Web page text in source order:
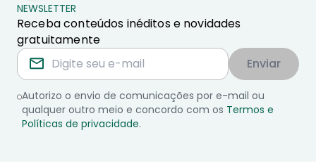
NEWSLETTER
Receba conteúdos inéditos e novidades
gratuitamente
Enviar
Autorizo o envio de comunicações por e-mail ou
qualquer outro meio e concordo com os Termos e
Políticas de privacidade.